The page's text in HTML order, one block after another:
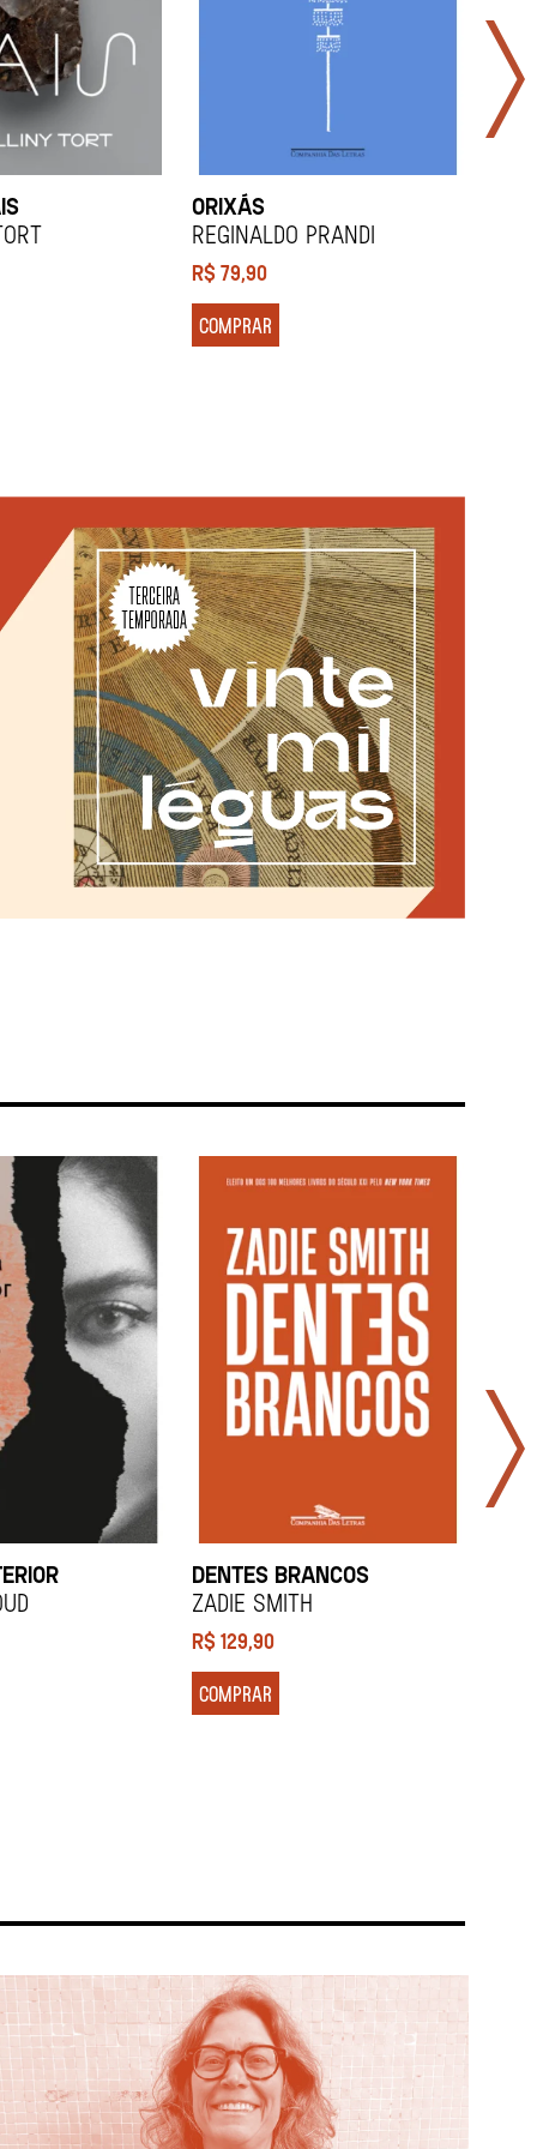
ORIXÁS
REGINALDO PRANDI
R$79,90
COMPRAR
DENTES BRANCOS
Zadie Smith
R$129,90
COMPRAR